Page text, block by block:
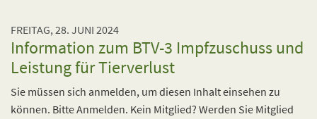
FREITAG, 28. JUNI 2024
Information zum BTV-3 Impfzuschuss und
Leistung für Tierverlust
Sie müssen sich anmelden, um diesen Inhalt einsehen zu
können. Bitte Anmelden. Kein Mitglied? Werden Sie Mitglied